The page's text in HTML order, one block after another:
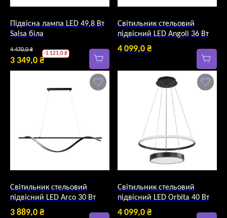
Підвісна лампа LED 49,8 Вт
Salsa біла
4 470,0₴Оригінальна
ціна:
4
3 349,0 ₴
Поточна
-1 121,0₴
Світильник стельовий
підвісний LED Angoli 36 Вт
4 099,0 ₴
Світильник стельовий
підвісний LED Arco 30 Вт
3 889,0 ₴
Світильник стельовий
підвісний LED Orbita 40 Вт
4 099,0 ₴